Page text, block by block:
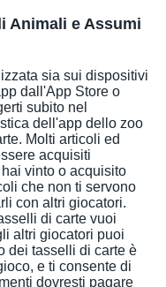
Animali e Assumi
sia sui dispositivi
dall'App Store o
subito nel
dell'app dello zoo
Molti articoli ed
acquisiti
vinto o acquisito
che non ti servono
con altri giocatori.
di carte vuoi
altri giocatori puoi
dei tasselli di carte è
e ti consente di
dovresti pagare